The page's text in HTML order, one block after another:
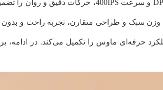
حرفه‌ای ماوس را تکمیل می‌کند. در ادامه،